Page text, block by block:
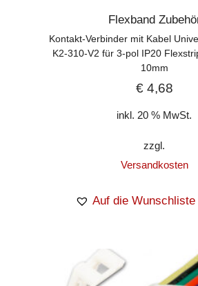
Flexband
Kontakt-Verbinder mit Kabel
K2-310-V2 für 3-pol IP20
10mm
€4,68
inkl. 20 % MwSt.
zzgl.
Versandkosten
Auf die